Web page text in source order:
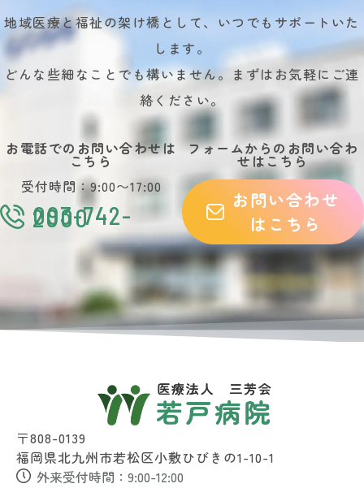
地域医療と福祉の架け橋として、いつでもサポートいた
します。
どんな些細なことでも構いません。まずはお気軽にご連
絡ください。
お電話でのお問い合わせは
こちら
受付時間：9:00〜17:00
093-742-
2000
フォームからのお問い合わ
せはこちら
お問い合わせ
はこちら
〒808-0139
福岡県北九州市若松区小敷ひびきの1-10-1
外来受付時間：9:00-12:00